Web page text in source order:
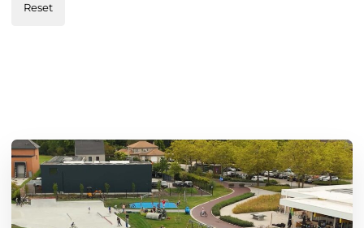
Reset